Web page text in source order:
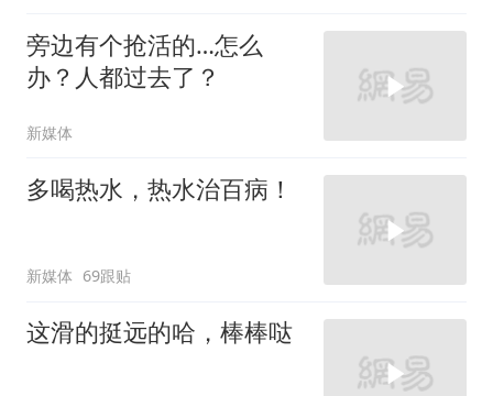
旁边有个抢活的…怎么
办？人都过去了？
新媒体
多喝热水，热水治百病！
新媒体 69跟贴
这滑的挺远的哈，棒棒哒